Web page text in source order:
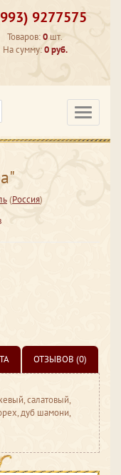
9277575
Товаров:0 шт.
На сумму:0 руб.
(Россия)
ОТЗЫВОВ (0)
салатовый,
дуб шамони,